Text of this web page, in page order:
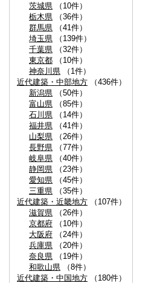
茨城県 （10件）
栃木県 （36件）
群馬県 （41件）
埼玉県 （139件）
千葉県 （32件）
東京都 （10件）
神奈川県 （1件）
近代建築・中部地方 （436件）
新潟県 （50件）
富山県 （85件）
石川県 （14件）
福井県 （41件）
山梨県 （26件）
長野県 （77件）
岐阜県 （40件）
静岡県 （23件）
愛知県 （45件）
三重県 （35件）
近代建築・近畿地方 （107件）
滋賀県 （26件）
京都府 （10件）
大阪府 （24件）
兵庫県 （20件）
奈良県 （19件）
和歌山県 （8件）
近代建築・中国地方 （180件）